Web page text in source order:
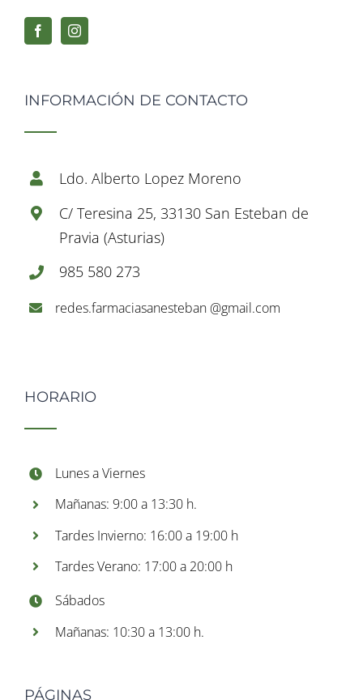
INFORMACIÓN DE CONTACTO
Ldo. Alberto Lopez Moreno
C/ Teresina 25, 33130 San Esteban de
Pravia (Asturias)
985 580 273
redes.farmaciasanesteban @gmail.com
HORARIO
Lunes a Viernes
Mañanas: 9:00 a 13:30 h.
Tardes Invierno: 16:00 a 19:00 h
Tardes Verano: 17:00 a 20:00 h
Sábados
Mañanas: 10:30 a 13:00 h.
PÁGINAS